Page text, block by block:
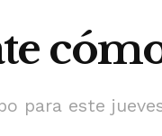
para este